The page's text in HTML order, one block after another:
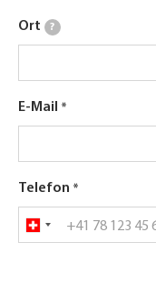
Ort ?
E-Mail
Telefon